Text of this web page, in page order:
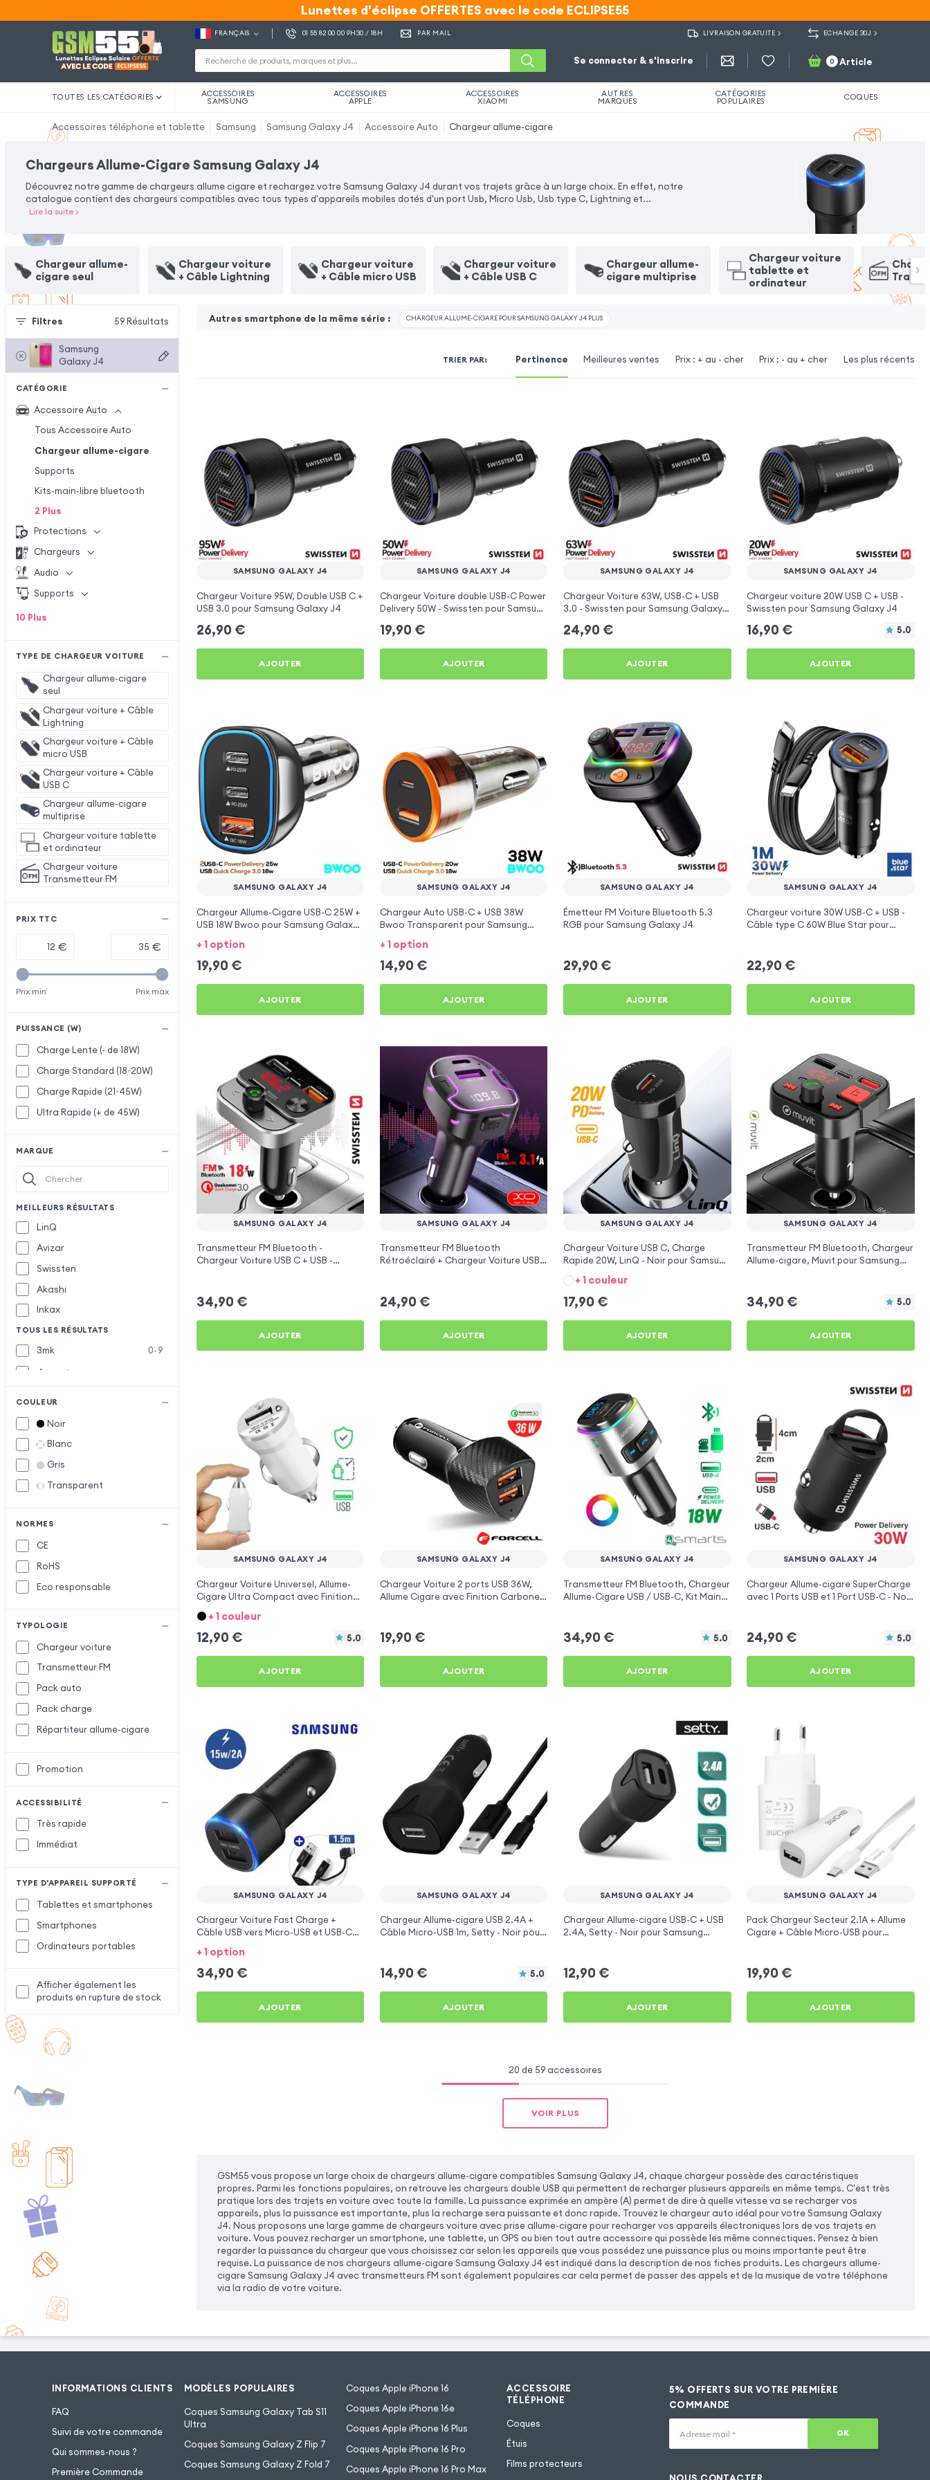
Lunettes d'éclipse OFFERTES avec le code ECLIPSE55
Lunettes d'éclipse OFFERTES avec le code ECLIPSE55
FRANÇAIS 01 55 82 00 00 9H30 / 18H PAR MAIL LIVRAISON GRATUITE ECHANGE 30J
Se connecter & s'inscrire 0 Article
TOUTES LES CATÉGORIES ACCESSOIRES
SAMSUNG
ACCESSOIRES
APPLE
ACCESSOIRES
XIAOMI
AUTRES
MARQUES
CATÉGORIES
POPULAIRES COQUES
Accessoires téléphone et tablette Samsung Samsung Galaxy J4 Accessoire Auto Chargeur allume-cigare
Chargeurs Allume-Cigare Samsung Galaxy J4
Découvrez notre gamme de chargeurs allume cigare et rechargez votre Samsung Galaxy J4 durant vos trajets grâce à un large choix. En effet, notre
catalogue contient des chargeurs compatibles avec tous types d'appareils mobiles dotés d'un port Usb, Micro Usb, Usb type C, Lightning et...
Lire la suite>
Chargeur allume-
cigare seul
Chargeur voiture
+ Câble Lightning
Chargeur voiture
+ Câble micro USB
Chargeur voiture
+ Câble USB C
Chargeur allume-
cigare multiprise
Chargeur voiture
tablette et
ordinateur
Filtres 59 Résultats
Samsung
Galaxy J4
CATÉGORIE
Accessoire Auto
Tous Accessoire Auto
Chargeur allume-cigare
Supports
Kits-main-libre bluetooth
2 Plus
Protections
Chargeurs
Audio
Supports
10 Plus
TYPE DE CHARGEUR VOITURE
Chargeur allume-cigare
seul
Chargeur voiture + Câble
Lightning
Chargeur voiture + Câble
micro USB
Chargeur voiture + Câble
USB C
Chargeur allume-cigare
multiprise
Chargeur voiture tablette
et ordinateur
Chargeur voiture
Transmetteur FM
PRIX TTC
€ €
Prix min Prix max
PUISSANCE (W)
Charge Lente (- de 18W)
Charge Standard (18~20W)
Charge Rapide (21~45W)
Ultra Rapide (+ de 45W)
MARQUE
MEILLEURS RÉSULTATS
LinQ
Avizar
Swissten
Akashi
Inkax
TOUS LES RÉSULTATS
3mk
0-9
4smarts
Forcell
Samsung
S
Satechi
Setty
X-Level
COULEUR
Noir
Blanc
Gris
Transparent
NORMES
CE
RoHS
Eco responsable
TYPOLOGIE
Chargeur voiture
Transmetteur FM
Pack auto
Pack charge
Répartiteur allume-cigare
Promotion
ACCESSIBILITÉ
Très rapide
Immédiat
TYPE D'APPAREIL SUPPORTÉ
Tablettes et smartphones
Smartphones
Ordinateurs portables
Afficher également les
produits en rupture de stock
Autres smartphone de la même série : CHARGEUR ALLUME-CIGARE POUR SAMSUNG GALAXY J4 PLUS
TRIER PAR: Pertinence Meilleures ventes Prix : + au - cher Prix : - au + cher Les plus récents
SAMSUNG GALAXY J4
Chargeur Voiture 95W, Double USB C +
USB 3.0 pour Samsung Galaxy J4
26,90 €
AJOUTER
SAMSUNG GALAXY J4
Chargeur Voiture double USB-C Power
Delivery 50W - Swissten pour Samsung
19,90 €
AJOUTER
SAMSUNG GALAXY J4
Chargeur Voiture 63W, USB-C + USB
3.0 - Swissten pour Samsung Galaxy
24,90 €
AJOUTER
SAMSUNG GALAXY J4
Chargeur voiture 20W USB C + USB -
Swissten pour Samsung Galaxy J4
16,90 € 5.0
AJOUTER
SAMSUNG GALAXY J4
Chargeur Allume-Cigare USB-C 25W +
USB 18W Bwoo pour Samsung Galaxy
+ 1 option
19,90 €
AJOUTER
SAMSUNG GALAXY J4
Chargeur Auto USB-C + USB 38W
Bwoo Transparent pour Samsung
Galaxy J4
+ 1 option
14,90 €
AJOUTER
SAMSUNG GALAXY J4
Émetteur FM Voiture Bluetooth 5.3
RGB pour Samsung Galaxy J4
29,90 €
AJOUTER
SAMSUNG GALAXY J4
Chargeur voiture 30W USB-C + USB -
Câble type C 60W Blue Star pour
22,90 €
AJOUTER
SAMSUNG GALAXY J4
Transmetteur FM Bluetooth -
Chargeur Voiture USB C + USB -
34,90 €
AJOUTER
SAMSUNG GALAXY J4
Transmetteur FM Bluetooth
Rétroéclairé + Chargeur Voiture USB
24,90 €
AJOUTER
SAMSUNG GALAXY J4
Chargeur Voiture USB C, Charge
Rapide 20W, LinQ - Noir pour Samsung
Galaxy J4
+ 1 couleur
17,90 €
AJOUTER
SAMSUNG GALAXY J4
Transmetteur FM Bluetooth, Chargeur
Allume-cigare, Muvit pour Samsung
34,90 € 5.0
AJOUTER
SAMSUNG GALAXY J4
Chargeur Voiture Universel, Allume-
Cigare Ultra Compact avec Finition
Métallisée - Blanc
+ 1 couleur
12,90 € 5.0
AJOUTER
SAMSUNG GALAXY J4
Chargeur Voiture 2 ports USB 36W,
Allume Cigare avec Finition Carbone
19,90 €
AJOUTER
SAMSUNG GALAXY J4
Transmetteur FM Bluetooth, Chargeur
Allume-Cigare USB / USB-C, Kit Main
34,90 € 5.0
AJOUTER
SAMSUNG GALAXY J4
Chargeur Allume-cigare SuperCharge
avec 1 Ports USB et 1 Port USB-C - Noir
24,90 € 5.0
AJOUTER
SAMSUNG GALAXY J4
Chargeur Voiture Fast Charge +
Câble USB vers Micro-USB et USB-C
1.5m, Samsung - Noir pour Samsung
Galaxy J4
+ 1 option
34,90 €
AJOUTER
SAMSUNG GALAXY J4
Chargeur Allume-cigare USB 2.4A +
Câble Micro-USB 1m, Setty - Noir pour
14,90 € 5.0
AJOUTER
SAMSUNG GALAXY J4
Chargeur Allume-cigare USB-C + USB
2.4A, Setty - Noir pour Samsung
12,90 €
AJOUTER
SAMSUNG GALAXY J4
Pack Chargeur Secteur 2.1A + Allume
Cigare + Câble Micro-USB pour
19,90 €
AJOUTER
20 de 59 accessoires
VOIR PLUS
GSM55 vous propose un large choix de chargeurs allume-cigare compatibles Samsung Galaxy J4, chaque chargeur possède des caractéristiques
propres. Parmi les fonctions populaires, on retrouve les chargeurs double USB qui permettent de recharger plusieurs appareils en même temps. C'est très
pratique lors des trajets en voiture avec toute la famille. La puissance exprimée en ampère (A) permet de dire à quelle vitesse va se recharger vos
appareils, plus la puissance est importante, plus la recharge sera puissante et donc rapide. Trouvez le chargeur auto idéal pour votre Samsung Galaxy
J4. Nous proposons une large gamme de chargeurs voiture avec prise allume-cigare pour recharger vos appareils électroniques lors de vos trajets en
voiture. Vous pouvez recharger un smartphone, une tablette, un GPS ou bien tout autre accessoire qui possède les même connectiques. Pensez à bien
regarder la puissance du chargeur que vous choisissez car selon les appareils que vous possédez une puissance plus ou moins importante peut être
requise. La puissance de nos chargeurs allume-cigare Samsung Galaxy J4 est indiqué dans la description de nos fiches produits. Les chargeurs allume-
cigare Samsung Galaxy J4 avec transmetteurs FM sont également populaires car cela permet de passer des appels et de la musique de votre téléphone
via la radio de votre voiture.
INFORMATIONS CLIENTS
FAQ
Suivi de votre commande
Qui sommes-nous ?
Première Commande
MODÈLES POPULAIRES
Coques Samsung Galaxy Tab S11
Ultra
Coques Samsung Galaxy Z Flip 7
Coques Samsung Galaxy Z Fold 7
Coques Apple iPhone 16
Coques Apple iPhone 16e
Coques Apple iPhone 16 Plus
Coques Apple iPhone 16 Pro
Coques Apple iPhone 16 Pro Max
ACCESSOIRE
TÉLÉPHONE
Coques
Étuis
Films protecteurs
5% OFFERTS SUR VOTRE PREMIÈRE
COMMANDE
Adresse mail * OK